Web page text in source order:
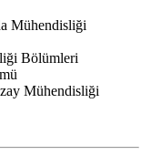
Mühendisliği
Bölümleri
Mühendisliği